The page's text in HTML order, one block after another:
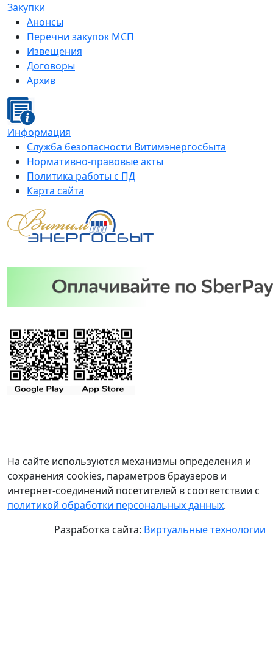
Закупки
Анонсы
Перечни закупок МСП
Извещения
Договоры
Архив
Информация
Служба безопасности Витимэнергосбыта
Нормативно-правовые акты
Политика работы с ПД
Карта сайта
На сайте используются механизмы определения и
сохранения cookies, параметров браузеров и
интернет-соединений посетителей в соответствии с
политикой обработки персональных данных.
Разработка сайта: Виртуальные технологии